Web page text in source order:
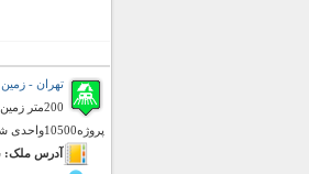
تهران - زمین
200متر
پروژه10500واحدی شهرک میرداماد بفروش میرسد
آدرس ملک: